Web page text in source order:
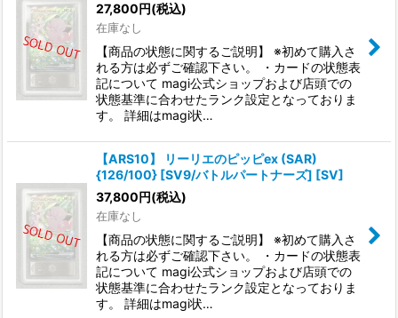
27,800円(税込)
在庫なし
【商品の状態に関するご説明】 ※初めて購入さ
れる方は必ずご確認下さい。 ・カードの状態表
記について magi公式ショップおよび店頭での
状態基準に合わせたランク設定となっておりま
す。 詳細はmagi状…
【ARS10】 リーリエのピッピex (SAR)
{126/100} [SV9/バトルパートナーズ] [SV]
37,800円(税込)
在庫なし
【商品の状態に関するご説明】 ※初めて購入さ
れる方は必ずご確認下さい。 ・カードの状態表
記について magi公式ショップおよび店頭での
状態基準に合わせたランク設定となっておりま
す。 詳細はmagi状…